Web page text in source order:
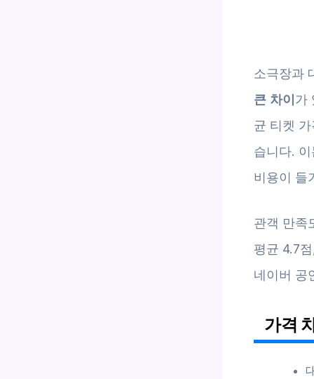
소극장과
큰 차이가
균 티켓
습니다.
비용이 들
관객 만족
평균 4.7
네이버 공
가격